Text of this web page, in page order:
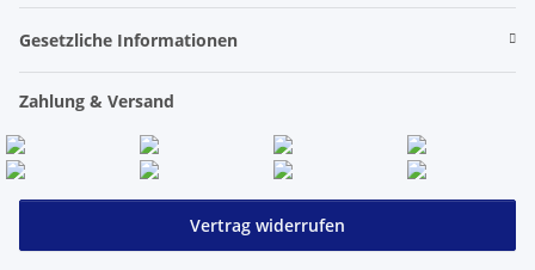
Gesetzliche Informationen
Zahlung & Versand
Vertrag widerrufen